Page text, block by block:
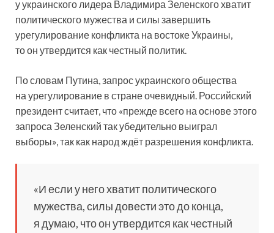
у украинского лидера Владимира Зеленского хватит
политического мужества и силы завершить
урегулирование конфликта на востоке Украины,
то он утвердится как честный политик.
По словам Путина, запрос украинского общества
на урегулирование в стране очевидный. Российский
президент считает, что «прежде всего на основе этого
запроса Зеленский так убедительно выиграл
выборы», так как народ ждёт разрешения конфликта.
«И если у него хватит политического
мужества, силы довести это до конца,
я думаю, что он утвердится как честный